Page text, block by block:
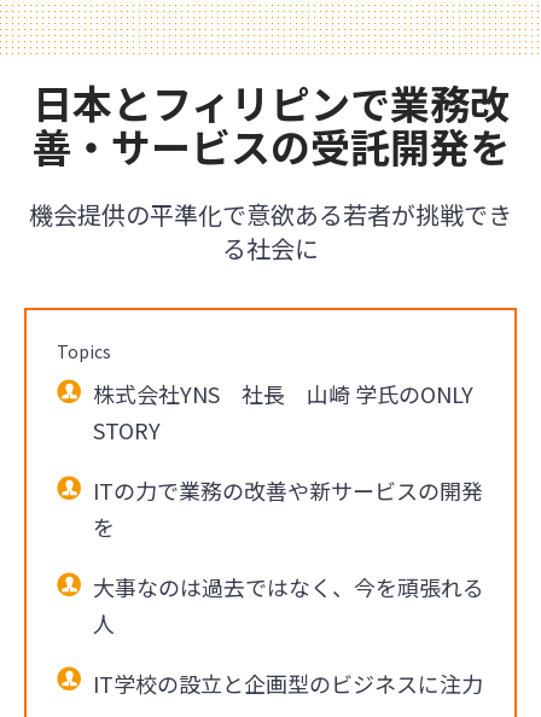
日本とフィリピンで業務改
善・サービスの受託開発を
機会提供の平準化で意欲ある若者が挑戦でき
る社会に
Topics
株式会社YNS 社長 山崎 学氏のONLY
STORY
ITの力で業務の改善や新サービスの開発
を
大事なのは過去ではなく、今を頑張れる
人
IT学校の設立と企画型のビジネスに注力